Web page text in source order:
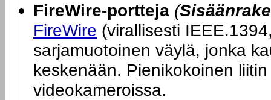
FireWire-portteja (
FireWire (virallisesti
sarjamuotoinen väylä, jonka
keskenään. Pienikokoinen
videokameroissa.